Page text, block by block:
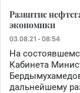
Развитие
экономики
03.08.21 - 08:54
На
Кабинета
дальнейшему